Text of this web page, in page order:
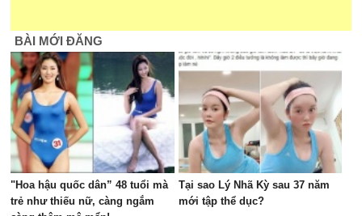
BÀI MỚI ĐĂNG
"Hoa hậu quốc dân” 48 tuổi mà
trẻ như thiếu nữ, càng ngắm
Tại sao Lý Nhã Kỳ sau 37 năm
mới tập thể dục?